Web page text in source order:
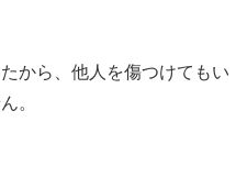
から、他人を傷つけてもい
。